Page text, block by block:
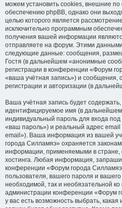
можем установить cookies, внешние
обеспечению phpBB, однако они
целью которого является
исключительно программным
получения вашей информации
отправляете на форум. Этими
следующие данные: сообщения,
Гостя (в дальнейшем «анонимные
регистрации в конференции «Форум
«ваша учётная запись») и сообщения,
регистрации и авторизации (в
Ваша учётная запись будет
идентифицируемое имя (в
индивидуальный пароль для входа
«ваш пароль») и реальный адрес
email»). Ваша информация из вашей
города Силламяэ» охраняется
информации, применяемыми в стране,
хостинга. Любая информация,
конференции «Форум города
пользователя, вашего пароля и
необходимой, так и необязательной ко
администрации конференции «Форум
у вас есть возможность выбрать,